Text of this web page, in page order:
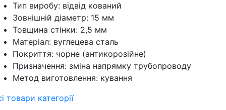
Тип виробу: відвід кований
Зовнішній діаметр: 15 мм
Товщина стінки: 2,5 мм
Матеріал: вуглецева сталь
Покриття: чорне (антикорозійне)
Призначення: зміна напрямку трубопроводу
Метод виготовлення: кування
товари категорії